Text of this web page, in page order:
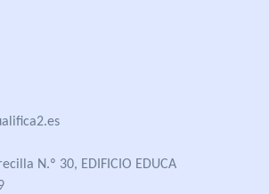
N.º 30, EDIFICIO EDUCA